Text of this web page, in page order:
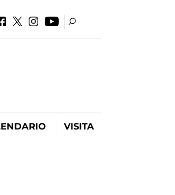
VISITA